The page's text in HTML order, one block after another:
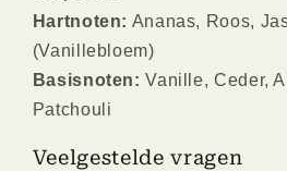
Hartnoten: Ananas, Roos,
(Vanillebloem)
Basisnoten: Vanille, Ceder,
Patchouli
Veelgestelde vragen